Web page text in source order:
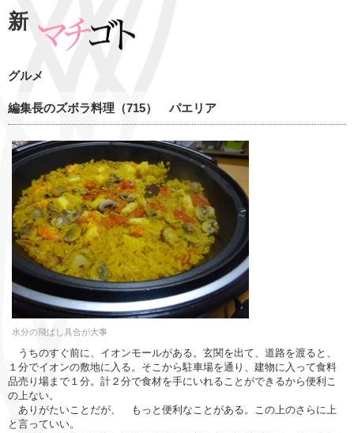
新
グルメ
編集長のズボラ料理（715） パエリア
水分の飛ばし具合が大事
うちのすぐ前に、イオンモールがある。玄関を出て、道路を渡ると、
１分でイオンの敷地に入る。そこから駐車場を通り、建物に入って食料
品売り場まで１分。計２分で食材を手にいれることができるから便利こ
の上ない。
ありがたいことだが、 もっと便利なことがある。この上のさらに上
と言っていい。